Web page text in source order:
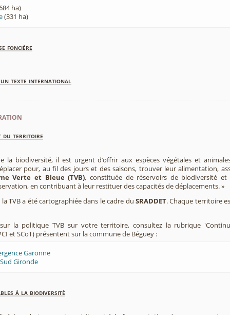
ha)
(331 ha)
foncière
texte international
du territoire
la biodiversité, il est urgent d’offrir aux espèces végétales et
pour, au fil des jours et des saisons, trouver leur alimentation,
Verte et Bleue (TVB), constituée de réservoirs de biodiversité
en contribuant à leur restituer des capacités de déplacements. »
TVB a été cartographiée dans le cadre du SRADDET. Chaque territoire
la politique TVB sur votre territoire, consultez la rubrique
et SCoT) présentent sur la commune de Béguey :
Garonne
Gironde
à la biodiversité